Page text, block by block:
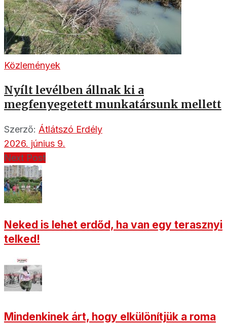
Közlemények
Nyílt levélben állnak ki a
megfenyegetett munkatársunk mellett
Szerző: Átlátszó Erdély
2026. június 9.
Next Post
Neked is lehet erdőd, ha van egy terasznyi
telked!
Mindenkinek árt, hogy elkülönítjük a roma